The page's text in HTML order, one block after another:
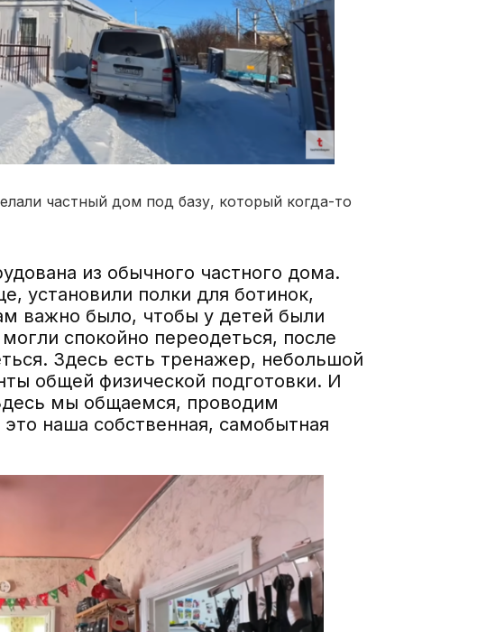
частный дом под базу, который когда-то
из обычного частного дома.
установили полки для ботинок,
важно было, чтобы у детей были
спокойно переодеться, после
Здесь есть тренажер, небольшой
общей физической подготовки. И
мы общаемся, проводим
наша собственная, самобытная